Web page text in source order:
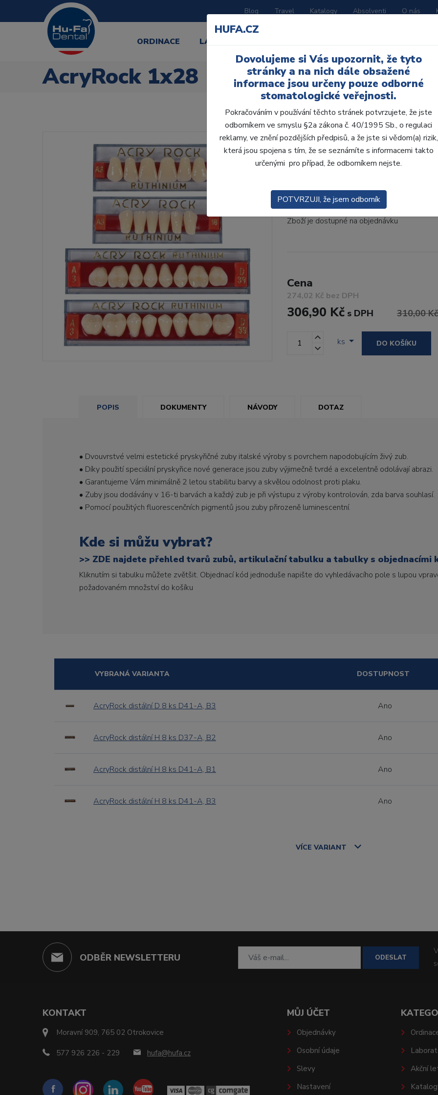
Blog Travel Katalogy Absolventi O nás
ORDINACE LABORATOŘ
AcryRock 1x28
AcryRock 1x28 S13-
• Dvouvrstvé velmi estetické pryskyřičné
zub.• Díky použití speciální pryskyřice
Kód produktu: 803014
Zboží je dostupné na objednávku
Cena
274,02 Kč bez DPH
306,90 Kč s DPH 310,00 Kč
ks DO KOŠÍKU
POPIS DOKUMENTY NÁVODY DOTAZ
• Dvouvrstvé velmi estetické pryskyřičné zuby italské výroby s povrchem napodobujícím živý zub.
• Díky použití speciální pryskyřice nové generace jsou zuby výjimečně tvrdé a excelentně odolávají abrazi.
• Garantujeme Vám minimálně 2 letou stabilitu barvy a skvělou odolnost proti plaku.
• Zuby jsou dodávány v 16-ti barvách a každý zub je při výstupu z výroby kontrolován, zda barva souhlasí.
• Pomocí použitých fluorescenčních pigmentů jsou zuby přirozeně luminescentní.
Kde si můžu vybrat?
>> ZDE najdete přehled tvarů zubů, artikulační tabulku a tabulky s objednacími
Kliknutím si tabulku můžete zvětšit. Objednací kód jednoduše napište do vyhledávacího pole s lupou
požadovaném množství do košíku
VYBRANÁ VARIANTA DOSTUPNOST
AcryRock distální D 8 ks D41-A, B3 Ano
AcryRock distální H 8 ks D37-A, B2 Ano
AcryRock distální H 8 ks D41-A, B1 Ano
AcryRock distální H 8 ks D41-A, B3 Ano
VÍCE VARIANT
ODBĚR NEWSLETTERU ODESLAT
KONTAKT
Moravní 909, 765 02 Otrokovice
577 926 226 - 229 hufa@hufa.cz
MŮJ ÚČET
Objednávky
Osobní údaje
Slevy
Nastavení
Akční
HUFA.CZ
Dovolujeme si Vás upozornit, že tyto
stránky a na nich dále obsažené
informace jsou určeny pouze odborné
stomatologické veřejnosti.
Pokračováním v používání těchto stránek potvrzujete, že jste
odborníkem ve smyslu §2a zákona č. 40/1995 Sb., o regulaci
reklamy, ve znění pozdějších předpisů, a že jste si vědom(a) rizik,
která jsou spojena s tím, že se seznámíte s informacemi takto
určenými pro případ, že odborníkem nejste.
POTVRZUJI, že jsem odborník